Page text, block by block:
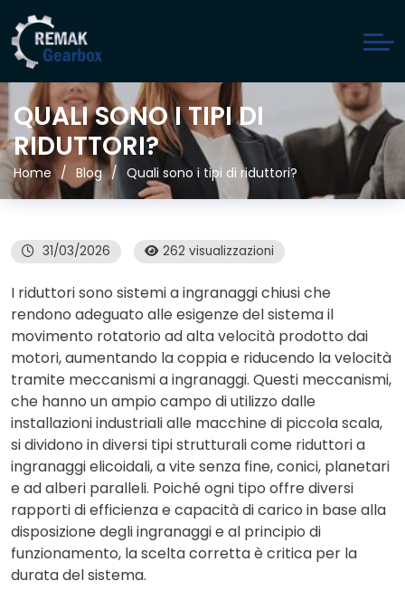
QUALI SONO I TIPI DI
RIDUTTORI?
Home Blog Quali sono i tipi di riduttori?
31/03/2026 262 visualizzazioni
I riduttori sono sistemi a ingranaggi chiusi che
rendono adeguato alle esigenze del sistema il
movimento rotatorio ad alta velocità prodotto dai
motori, aumentando la coppia e riducendo la velocità
tramite meccanismi a ingranaggi. Questi meccanismi,
che hanno un ampio campo di utilizzo dalle
installazioni industriali alle macchine di piccola scala,
si dividono in diversi tipi strutturali come riduttori a
ingranaggi elicoidali, a vite senza fine, conici, planetari
e ad alberi paralleli. Poiché ogni tipo offre diversi
rapporti di efficienza e capacità di carico in base alla
disposizione degli ingranaggi e al principio di
funzionamento, lascelta correttaè critica per la
durata del sistema.